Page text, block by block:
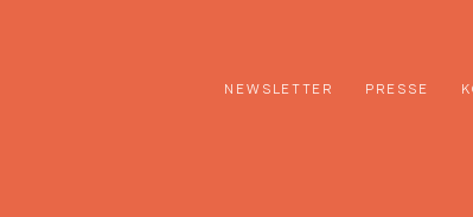
NEWSLETTER PRESSE